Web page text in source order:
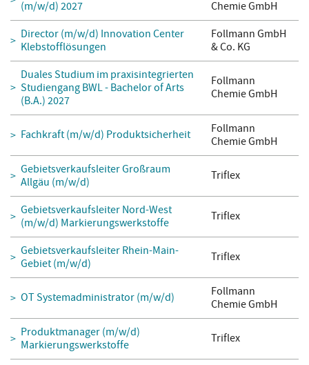
(m/w/d) 2027
Chemie GmbH
Director (m/w/d) Innovation Center
Klebstofflösungen
Follmann GmbH
& Co. KG
Duales Studium im praxisintegrierten
Studiengang BWL - Bachelor of Arts
(B.A.) 2027
Follmann
Chemie GmbH
Fachkraft (m/w/d) Produktsicherheit
Follmann
Chemie GmbH
Gebietsverkaufsleiter Großraum
Allgäu (m/w/d)
Triflex
Gebietsverkaufsleiter Nord-West
(m/w/d) Markierungswerkstoffe
Triflex
Gebietsverkaufsleiter Rhein-Main-
Gebiet (m/w/d)
Triflex
OT Systemadministrator (m/w/d)
Follmann
Chemie GmbH
Produktmanager (m/w/d)
Markierungswerkstoffe
Triflex